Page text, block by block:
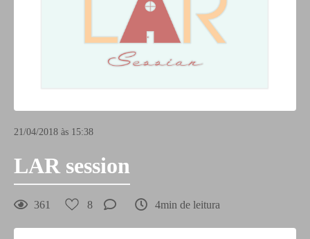
21/04/2018 às 15:38
LAR session
361 8 4min de leitura